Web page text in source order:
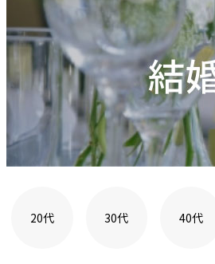
20代 30代 40代